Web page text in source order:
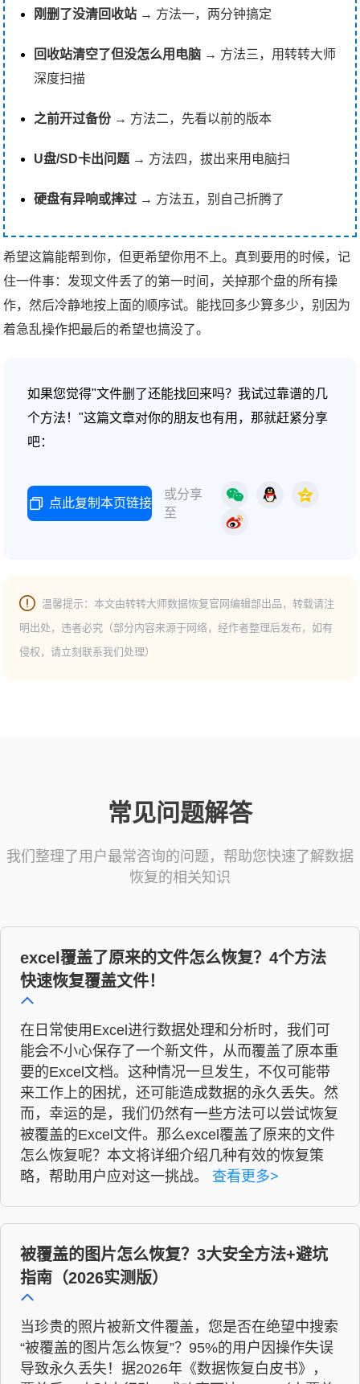
刚删了没清回收站 → 方法一，两分钟搞定
回收站清空了但没怎么用电脑 → 方法三，用转转大师
深度扫描
之前开过备份→ 方法二，先看以前的版本
U盘/SD卡出问题→ 方法四，拔出来用电脑扫
硬盘有异响或摔过 → 方法五，别自己折腾了
希望这篇能帮到你，但更希望你用不上。真到要用的时候，记
住一件事：发现文件丢了的第一时间，关掉那个盘的所有操
作，然后冷静地按上面的顺序试。能找回多少算多少，别因为
着急乱操作把最后的希望也搞没了。
如果您觉得"文件删了还能找回来吗？我试过靠谱的几
个方法！"这篇文章对你的朋友也有用，那就赶紧分享
吧：
点此复制本页链接
或分享
至
温馨提示：本文由转转大师数据恢复官网编辑部出品，转载请注
明出处，违者必究（部分内容来源于网络，经作者整理后发布，如有
侵权，请立刻联系我们处理）
常见问题解答
我们整理了用户最常咨询的问题，帮助您快速了解数据
恢复的相关知识
excel覆盖了原来的文件怎么恢复？4个方法
快速恢复覆盖文件！
在日常使用Excel进行数据处理和分析时，我们可
能会不小心保存了一个新文件，从而覆盖了原本重
要的Excel文档。这种情况一旦发生，不仅可能带
来工作上的困扰，还可能造成数据的永久丢失。然
而，幸运的是，我们仍然有一些方法可以尝试恢复
被覆盖的Excel文件。那么excel覆盖了原来的文件
怎么恢复呢？本文将详细介绍几种有效的恢复策
略，帮助用户应对这一挑战。 查看更多>
被覆盖的图片怎么恢复？3大安全方法+避坑
指南（2026实测版）
当珍贵的照片被新文件覆盖，您是否在绝望中搜索
“被覆盖的图片怎么恢复”？95%的用户因操作失误
导致永久丢失！据2026年《数据恢复白皮书》，